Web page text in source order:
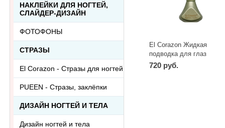
El Corazon Жидкая
подводка для глаз
Greenstone
720 руб.
НАКЛЕЙКИ ДЛЯ НОГТЕЙ,
СЛАЙДЕР-ДИЗАЙН
ФОТОФОНЫ
СТРАЗЫ
El Corazon - Стразы для ногтей
PUEEN - Cтразы, заклёпки
ДИЗАЙН НОГТЕЙ И ТЕЛА
Дизайн ногтей и тела